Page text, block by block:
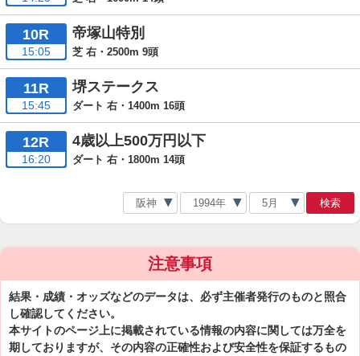
10R
15:05
帝塚山特別
芝 右・2500m 9頭
11R
15:45
堺ステークス
ダート 右・1400m 16頭
12R
16:20
4歳以上500万円以下
ダート 右・1800m 14頭
検索
注意事項
結果・成績・オッズなどのデータは、必ず主催者発行のものと照合
し確認してください。
本サイトのページ上に掲載されている情報の内容に関しては万全を
期しておりますが、その内容の正確性および安全性を保証するもの